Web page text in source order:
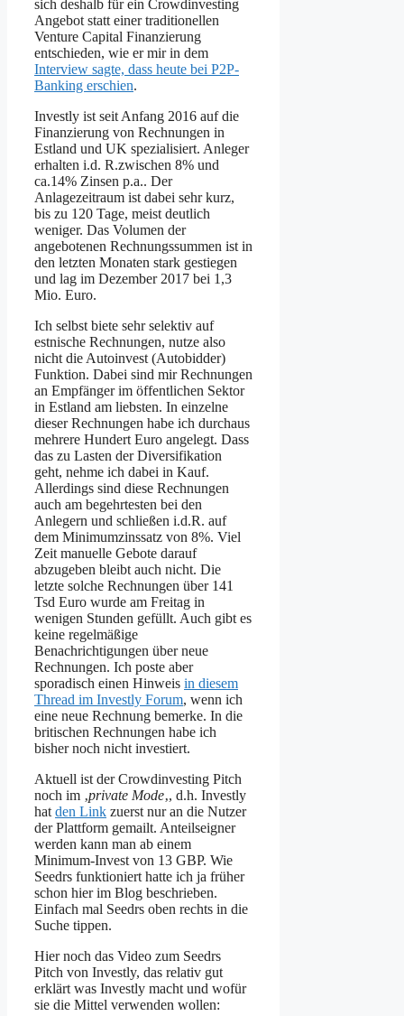
sich deshalb für ein Crowdinvesting
Angebot statt einer traditionellen
Venture Capital Finanzierung
entschieden, wie er mir in dem
Interview sagte, dass heute bei P2P-
Banking erschien.
Investly ist seit Anfang 2016 auf die
Finanzierung von Rechnungen in
Estland und UK spezialisiert. Anleger
erhalten i.d. R.zwischen 8% und
ca.14% Zinsen p.a.. Der
Anlagezeitraum ist dabei sehr kurz,
bis zu 120 Tage, meist deutlich
weniger. Das Volumen der
angebotenen Rechnungssummen ist in
den letzten Monaten stark gestiegen
und lag im Dezember 2017 bei 1,3
Mio. Euro.
Ich selbst biete sehr selektiv auf
estnische Rechnungen, nutze also
nicht die Autoinvest (Autobidder)
Funktion. Dabei sind mir Rechnungen
an Empfänger im öffentlichen Sektor
in Estland am liebsten. In einzelne
dieser Rechnungen habe ich durchaus
mehrere Hundert Euro angelegt. Dass
das zu Lasten der Diversifikation
geht, nehme ich dabei in Kauf.
Allerdings sind diese Rechnungen
auch am begehrtesten bei den
Anlegern und schließen i.d.R. auf
dem Minimumzinssatz von 8%. Viel
Zeit manuelle Gebote darauf
abzugeben bleibt auch nicht. Die
letzte solche Rechnungen über 141
Tsd Euro wurde am Freitag in
wenigen Stunden gefüllt. Auch gibt es
keine regelmäßige
Benachrichtigungen über neue
Rechnungen. Ich poste aber
sporadisch einen Hinweis in diesem
Thread im Investly Forum, wenn ich
eine neue Rechnung bemerke. In die
britischen Rechnungen habe ich
bisher noch nicht investiert.
Aktuell ist der Crowdinvesting Pitch
noch im ‚private Mode‚, d.h. Investly
hat den Link zuerst nur an die Nutzer
der Plattform gemailt. Anteilseigner
werden kann man ab einem
Minimum-Invest von 13 GBP. Wie
Seedrs funktioniert hatte ich ja früher
schon hier im Blog beschrieben.
Einfach mal Seedrs oben rechts in die
Suche tippen.
Hier noch das Video zum Seedrs
Pitch von Investly, das relativ gut
erklärt was Investly macht und wofür
sie die Mittel verwenden wollen: